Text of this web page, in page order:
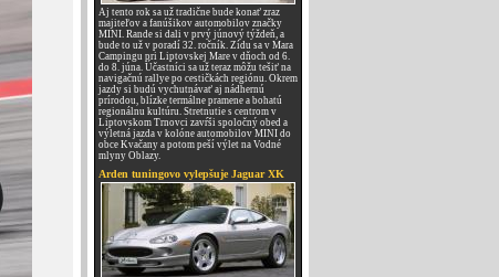
Aj tento rok sa už tradične bude konať zraz
majiteľov a fanúšikov automobilov značky
MINI. Rande si dali v prvý júnový týždeň, a
bude to už v poradí 32. ročník. Zídu sa v Mara
Campingu pri Liptovskej Mare v dňoch od 6.
do 8. júna. Účastníci sa už teraz môžu tešiť na
navigačnú rallye po cestičkách regiónu. Okrem
jazdy si budú vychutnávať aj nádhernú
prírodou, blízke termálne pramene a bohatú
regionálnu kultúru. Stretnutie s centrom v
Liptovskom Trnovci zavŕši spoločný obed a
výletná jazda v kolóne automobilov MINI do
obce Kvačany a potom peší výlet na Vodné
mlyny Oblazy.
Arden tuningovo vylepšuje Jaguar XK